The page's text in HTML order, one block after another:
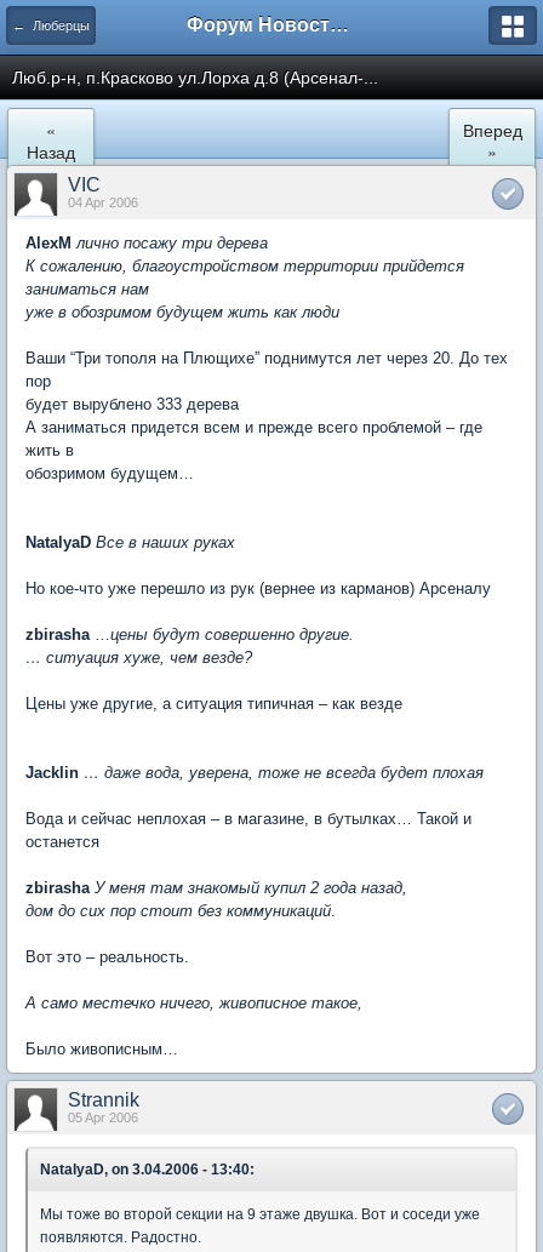
← Люберцы Форум Новостройки
Люб.р-н, п.Красково ул.Лорха д.8 (Арсенал-...
«
Назад
Вперед
»
VIC
04 Apr 2006
AlexMлично посажу три дерева
К сожалению, благоустройством территории прийдется
заниматься нам
уже в обозримом будущем жить как люди
Ваши “Три тополя на Плющихе” поднимутся лет через 20. До тех
пор
будет вырублено 333 дерева
А заниматься придется всем и прежде всего проблемой – где
жить в
обозримом будущем…
NatalyaD Все в наших руках
Но кое-что уже перешло из рук (вернее из карманов) Арсеналу
zbirasha…цены будут совершенно другие.
… ситуация хуже, чем везде?
Цены уже другие, а ситуация типичная – как везде
Jacklin … даже вода, уверена, тоже не всегда будет плохая
Вода и сейчас неплохая – в магазине, в бутылках… Такой и
останется
zbirasha У меня там знакомый купил 2 года назад,
дом до сих пор стоит без коммуникаций.
Вот это – реальность.
А само местечко ничего, живописное такое,
Было живописным…
Strannik
05 Apr 2006
NatalyaD, on 3.04.2006 - 13:40:
Мы тоже во второй секции на 9 этаже двушка. Вот и соседи уже
появляются. Радостно.